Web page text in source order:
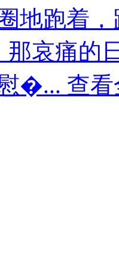
地跑着
痛的日
�... 查看